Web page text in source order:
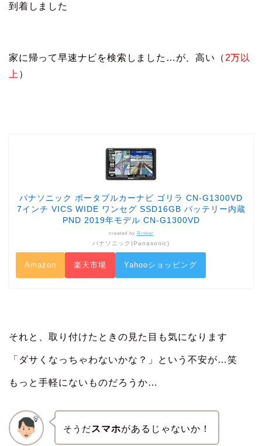
到着しました
家に帰って早速ナビを検索しました…が、高い（ 2万以
上 ）
パナソニック ポータブルカーナビ ゴリラ CN-G1300VD
7インチ VICS WIDE ワンセグ SSD16GB バッテリー内蔵
PND 2019年モデル CN-G1300VD
created by Rinker
パナソニック(Panasonic)
Amazon 楽天市場 Yahooショッピング
それと、取り付けたときの見た目も気になります
「ダサくなっちゃわないかな？」という不安が…笑
もっと手軽にないものだろうか…
そうだスマホがあるじゃないか！